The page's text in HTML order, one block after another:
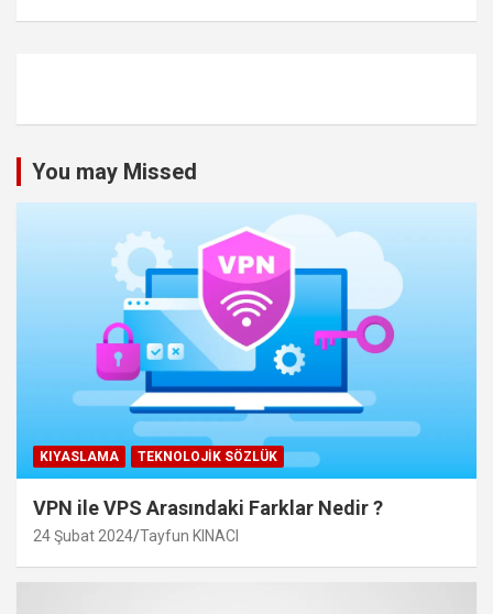
You may Missed
KIYASLAMA TEKNOLOJIK SÖZLÜK
VPN ile VPS Arasındaki Farklar Nedir ?
24 Şubat 2024 Tayfun KINACI